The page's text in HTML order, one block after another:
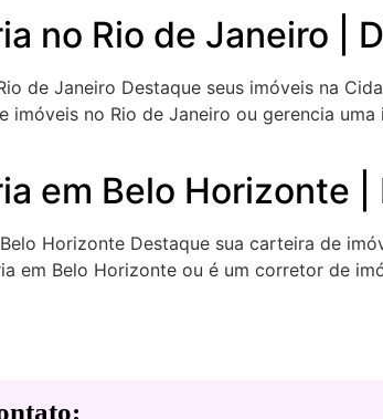
no Rio de Janeiro |
de Janeiro Destaque seus imóveis na
no Rio de Janeiro ou gerencia
em Belo Horizonte
Horizonte Destaque sua carteira de
em Belo Horizonte ou é um corretor de